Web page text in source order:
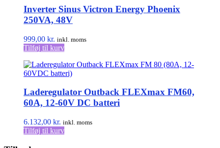
varianter.
på
Inverter Sinus Victron Energy Phoenix
250VA, 48V
999,00 kr. inkl. moms
Tilføj til kurv
Laderegulator Outback FLEXmax FM60,
60A, 12-60V DC batteri
6.132,00 kr. inkl. moms
Tilføj til kurv